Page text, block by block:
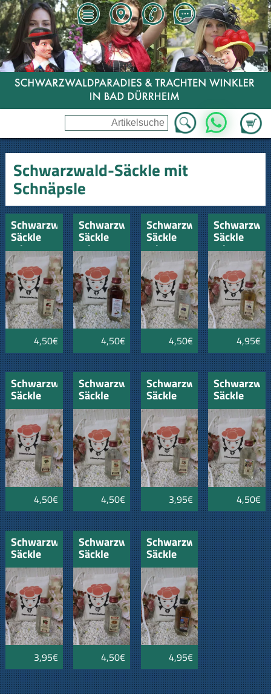
Zum
WhatsApp
Schwarzwald-Säckle mit
Schnäpsle
Schwarzwald-
Säckle
mit
Kirschwasser
4,50€
Schwarzwald-
Säckle
mit
Kirschlikör
4,50€
Schwarzwald-
Säckle
mit
Zwetschgenwasser
4,50€
Säckle
mit
Altem
Pflümli
4,95€
Schwarzwald-
Säckle
mit
Haselnuss
-
Schnäpsle
4,50€
Schwarzwald-
Säckle
mit
Obstler
4,50€
Schwarzwald-
Säckle
mit
Mirabell-
Schnäpsle
3,95€
Säckle
mit
4,50€
Schwarzwald-
Säckle
mit
Waldhimbeergeist
3,95€
Schwarzwald-
Säckle
mit
Weinhefe-
Schnäpsle
4,50€
Schwarzwald-
Säckle
mit
Kräuter-
Flambierlikör
4,95€